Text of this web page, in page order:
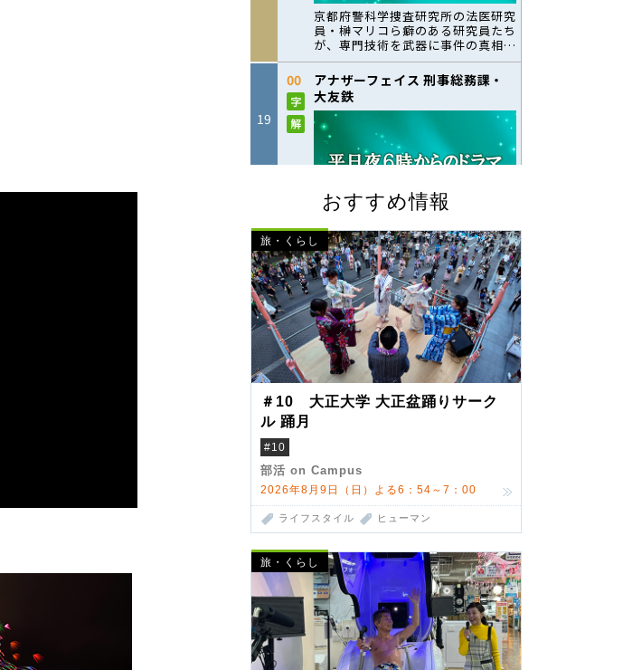
おすすめ情報
旅・くらし
＃10 大正大学 大正盆踊りサーク
ル 踊月
#10
部活 on Campus
2026年8月9日（日）よる6：54～7：00
ライフスタイル ヒューマン
旅・くらし